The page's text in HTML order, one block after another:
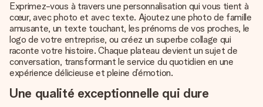
Exprimez-vous à travers une personnalisation qui vous tient à
cœur, avec photo et avec texte. Ajoutez une photo de famille
amusante, un texte touchant, les prénoms de vos proches, le
logo de votre entreprise, ou créez un superbe collage qui
raconte votre histoire. Chaque plateau devient un sujet de
conversation, transformant le service du quotidien en une
expérience délicieuse et pleine d’émotion.
Une qualité exceptionnelle qui dure